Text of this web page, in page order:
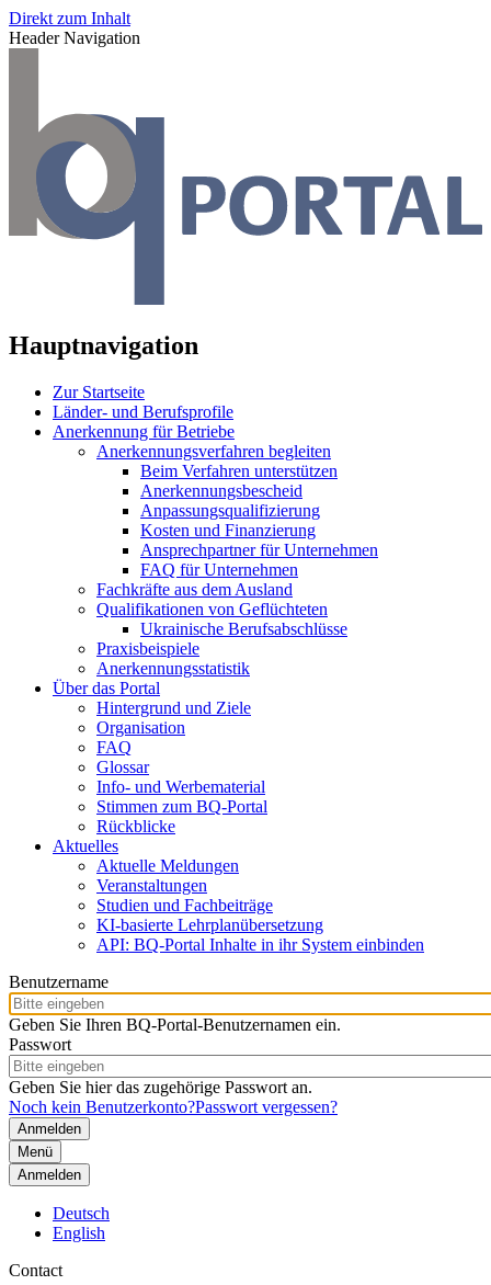
Direkt zum Inhalt
Header Navigation
Hauptnavigation
Zur Startseite
Länder- und Berufsprofile
Anerkennung für Betriebe
Anerkennungsverfahren begleiten
Beim Verfahren unterstützen
Anerkennungsbescheid
Anpassungsqualifizierung
Kosten und Finanzierung
Ansprechpartner für Unternehmen
FAQ für Unternehmen
Fachkräfte aus dem Ausland
Qualifikationen von Geflüchteten
Ukrainische Berufsabschlüsse
Praxisbeispiele
Anerkennungsstatistik
Über das Portal
Hintergrund und Ziele
Organisation
FAQ
Glossar
Info- und Werbematerial
Stimmen zum BQ-Portal
Rückblicke
Aktuelles
Aktuelle Meldungen
Veranstaltungen
Studien und Fachbeiträge
KI-basierte Lehrplanübersetzung
API: BQ-Portal Inhalte in ihr System einbinden
Benutzername
Geben Sie Ihren BQ-Portal-Benutzernamen ein.
Passwort
Geben Sie hier das zugehörige Passwort an.
Noch kein Benutzerkonto?Passwort vergessen?
Menü
Anmelden
Deutsch
English
Contact